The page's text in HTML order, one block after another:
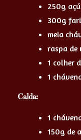
250g
300g
meia
raspa de
1 colher
1
Calda:
1
150g de